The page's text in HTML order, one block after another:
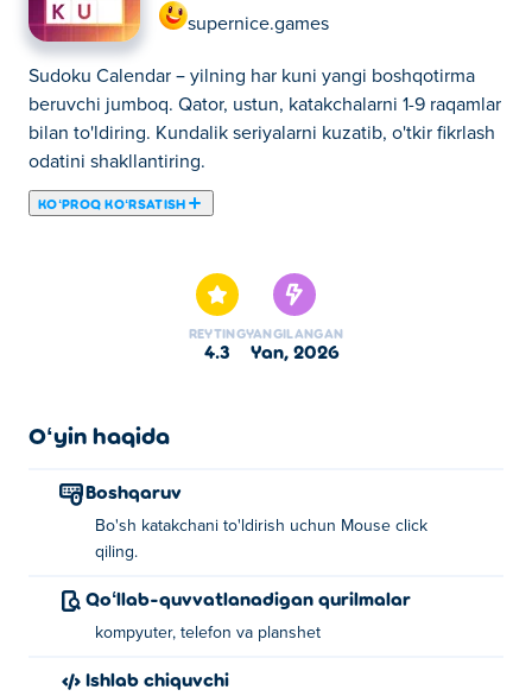
supernice.games
Sudoku Calendar – yilning har kuni yangi boshqotirma
beruvchi jumboq. Qator, ustun, katakchalarni 1-9 raqamlar
bilan to'ldiring. Kundalik seriyalarni kuzatib, o'tkir fikrlash
odatini shakllantiring.
KOʻPROQ KOʻRSATISH
REYTING
4.3
YANGILANGAN
yan, 2026
Oʻyin haqida
Boshqaruv
Bo'sh katakchani to'ldirish uchun Mouse click
qiling.
Qoʻllab-quvvatlanadigan qurilmalar
kompyuter, telefon va planshet
Ishlab chiquvchi